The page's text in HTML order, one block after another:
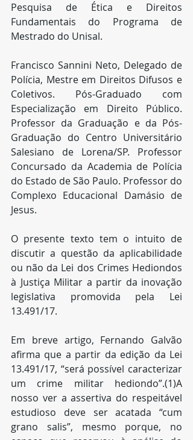
Pesquisa de Ética e Direitos
Fundamentais do Programa de
Mestrado do Unisal.
Francisco Sannini Neto, Delegado de
Polícia, Mestre em Direitos Difusos e
Coletivos. Pós-Graduado com
Especialização em Direito Público.
Professor da Graduação e da Pós-
Graduação do Centro Universitário
Salesiano de Lorena/SP. Professor
Concursado da Academia de Polícia
do Estado de São Paulo. Professor do
Complexo Educacional Damásio de
Jesus.
O presente texto tem o intuito de
discutir a questão da aplicabilidade
ou não da Lei dos Crimes Hediondos
à Justiça Militar a partir da inovação
legislativa promovida pela Lei
13.491/17.
Em breve artigo, Fernando Galvão
afirma que a partir da edição da Lei
13.491/17, “será possível caracterizar
um crime militar hediondo”.(1)A
nosso ver a assertiva do respeitável
estudioso deve ser acatada “cum
grano salis”, mesmo porque, no